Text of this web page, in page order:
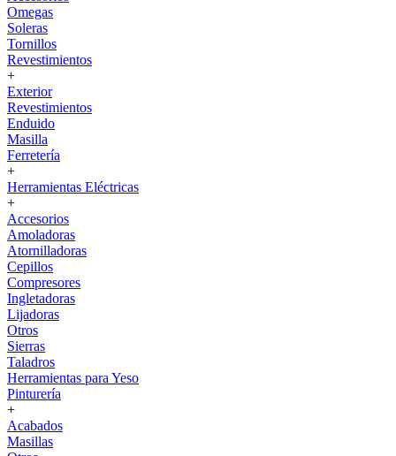
Omegas
Soleras
Tornillos
Revestimientos
+
Exterior
Revestimientos
Enduido
Masilla
Ferretería
+
Herramientas Eléctricas
+
Accesorios
Amoladoras
Atornilladoras
Cepillos
Compresores
Ingletadoras
Lijadoras
Otros
Sierras
Taladros
Herramientas para Yeso
Pinturería
+
Acabados
Masillas